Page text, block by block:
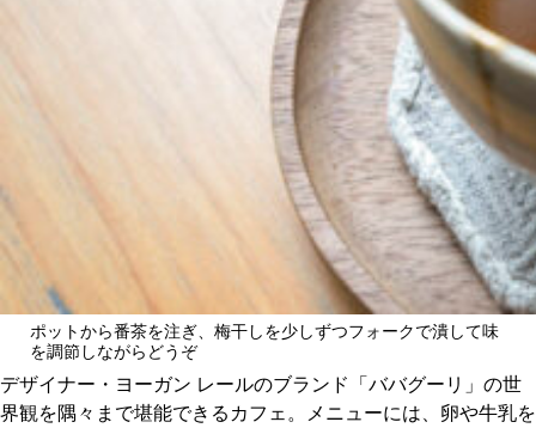
おすすめの展覧会
誠光社で選びました。
おすすめの本
紹介します。
おすすめのイベント
ポットから番茶を注ぎ、梅干しを少しずつフォークで潰して味
を調節しながらどうぞ
デザイナー・ヨーガン レールのブランド「ババグーリ」の世
界観を隅々まで堪能できるカフェ。メニューには、卵や牛乳を